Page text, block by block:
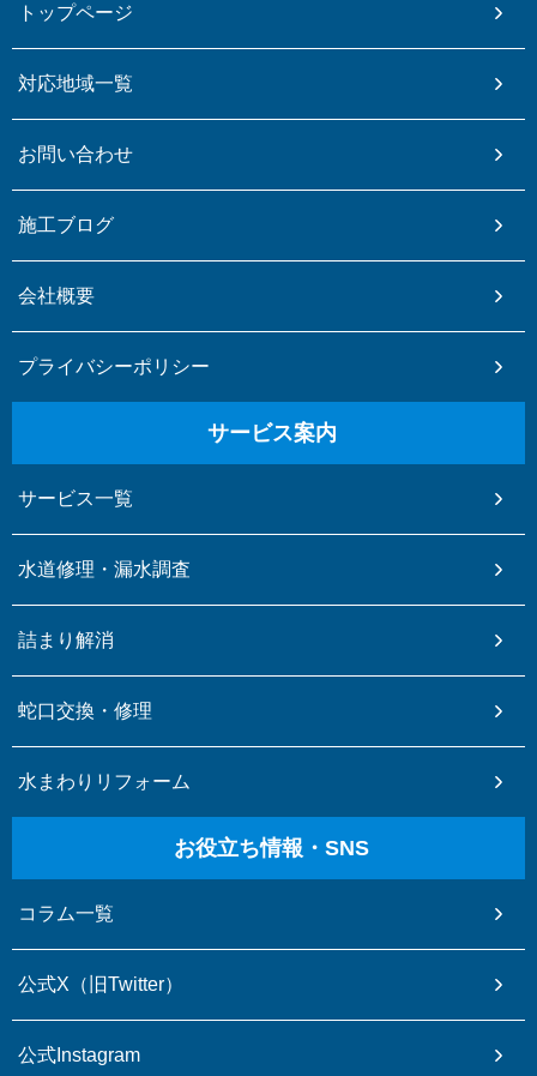
トップページ
対応地域一覧
お問い合わせ
施工ブログ
会社概要
プライバシーポリシー
サービス案内
サービス一覧
水道修理・漏水調査
詰まり解消
蛇口交換・修理
水まわりリフォーム
お役立ち情報・SNS
コラム一覧
公式X（旧Twitter）
公式Instagram